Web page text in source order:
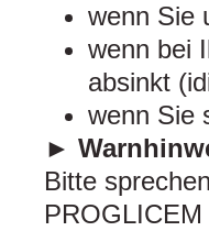
wenn Sie
wenn bei
absinkt
wenn Sie
►
Bitte